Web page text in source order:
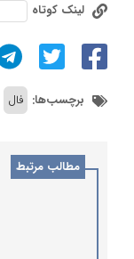
لینک کوتاه
برچسب‌ها: فال
مطالب مرتبط